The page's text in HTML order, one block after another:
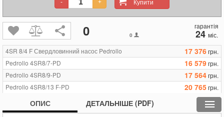
Купити
- +
0 0
гарантія
24 міс.
4SR 8/4 F Свердловинний насос Pedrollo
17 376грн.
Pedrollo 4SR8/7-PD
16 579грн.
Pedrollo 4SR8/9-PD
17 564грн.
Pedrollo 4SR8/13 F-PD
20 765грн.
26 018грн.
Pedrollo 4SRm8/13 S-PD
22 242грн.
ОПИС ДЕТАЛЬНІШЕ (PDF)